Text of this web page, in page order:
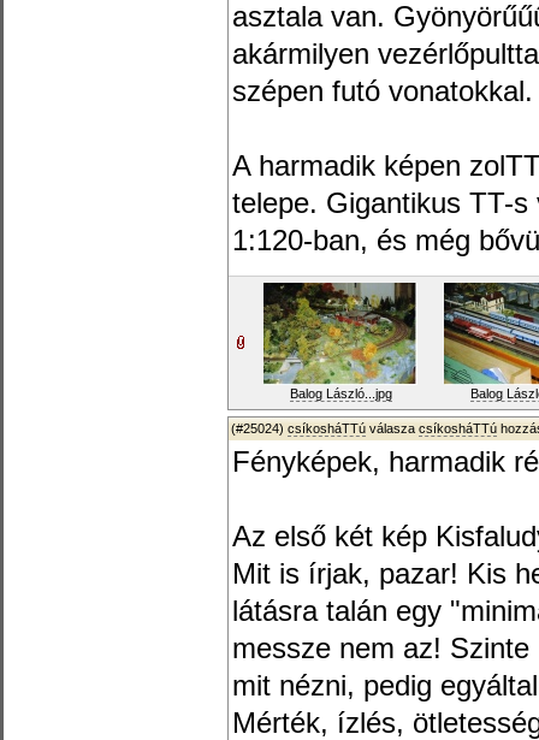
asztala van.
akármilyen
szépen futó vonatokkal.
A harmadik képen
telepe. Gigantikus TT-
1:120-ban, és még
Balog László...jpg Balog
(#25024) csíkosháTTú válasza csíkosháTTú
Fényképek, harmadik
Az első két kép
Mit is írjak, pazar! Kis
látásra talán egy
messze nem az!
mit nézni, pedig
Mérték, ízlés,